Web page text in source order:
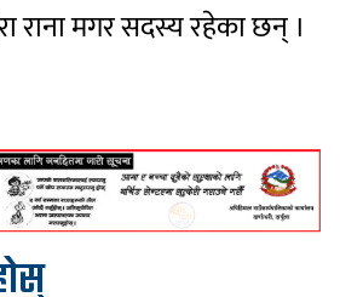
राना मगर सदस्य रहेका छन् ।